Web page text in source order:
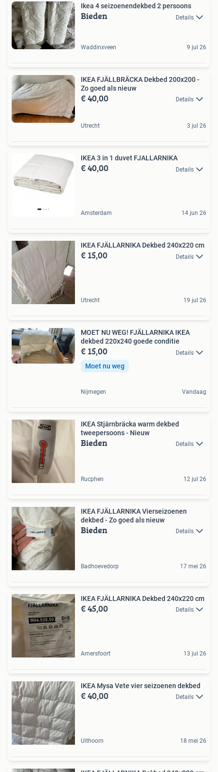
Ikea 4 seizoenendekbed 2 persoons
Bieden Details
Waddinxveen 9 jul 26
IKEA FJÄLLBRÄCKA Dekbed 200x200 -
Zo goed als nieuw
€ 40,00 Details
Utrecht 3 jul 26
IKEA 3 in 1 duvet FJALLARNIKA
€ 40,00 Details
Amsterdam 14 jun 26
IKEA FJÄLLARNIKA Dekbed 240x220 cm
€ 15,00 Details
Utrecht 19 jul 26
MOET NU WEG! FJÄLLARNIKA IKEA
dekbed 220x240 goede conditie
€ 15,00 Details
Moet nu weg
Nijmegen Vandaag
IKEA Stjärnbräcka warm dekbed
tweepersoons - Nieuw
Bieden Details
Rucphen 12 jul 26
IKEA FJÄLLARNIKA Vierseizoenen
dekbed - Zo goed als nieuw
Bieden Details
Badhoevedorp 17 mei 26
IKEA FJÄLLARNIKA Dekbed 240x220 cm
€ 45,00 Details
Amersfoort 13 jul 26
IKEA Mysa Vete vier seizoenen dekbed
€ 40,00 Details
Uithoorn 18 mei 26